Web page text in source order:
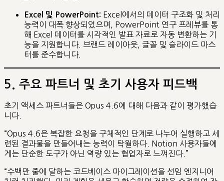
Excel 및 PowerPoint: Excel에서의 데이터 구조화 및 처리
능력이 대폭 향상되었으며, PowerPoint 연구 프레뷰를 통
해 Excel 데이터를 시각적인 발표 자료로 자동 변환하는 기
능을 지원합니다. 브랜드 레이아웃, 글꼴 및 슬라이드 마스
터를 준수합니다.
5. 주요 파트너 및 초기 사용자 피드백
초기 액세스 파트너들은 Opus 4.6에 대해 다음과 같이 평가했습
니다.
“Opus 4.6은 복잡한 요청을 구체적인 단계로 나누어 실행하고 세
련된 결과물을 만들어내는 능력이 탁월하다. Notion 사용자들에
게는 단순한 도구가 아닌 역량 있는 협업자로 느껴진다.”
“수백만 줄에 달하는 코드베이스 마이그레이션을 선임 엔지니어